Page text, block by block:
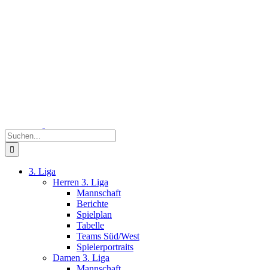
Suche
nach:
3. Liga
Herren 3. Liga
Mannschaft
Berichte
Spielplan
Tabelle
Teams Süd/West
Spielerportraits
Damen 3. Liga